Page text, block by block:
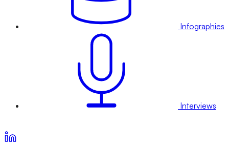
Infographies
Interviews